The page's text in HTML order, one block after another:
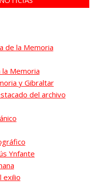
de la Memoria
Memoria
y Gibraltar
del archivo
Ynfante
exilio